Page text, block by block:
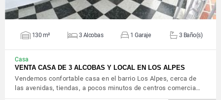
130 m² 3 Alcobas 1 Garaje 3 Baño(s)
Casa
VENTA CASA DE 3 ALCOBAS Y LOCAL EN LOS ALPES
Vendemos confortable casa en el barrio Los Alpes, cerca de
las avenidas, tiendas, a pocos minutos de centros comercia…